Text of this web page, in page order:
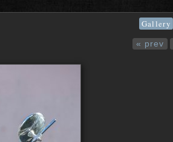
Gallery
« prev